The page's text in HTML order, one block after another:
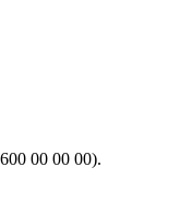
00 00 00).